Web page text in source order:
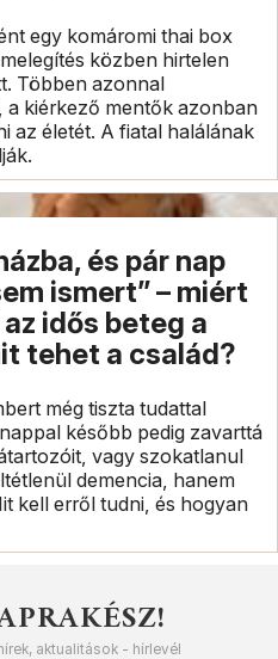
egy komáromi thai box
közben hirtelen
Többen azonnal
a kiérkező mentők azonban
az életét. A fiatal halálának
és pár nap
ismert” – miért
idős beteg a
tehet a család?
még tiszta tudattal
később pedig zavarttá
vagy szokatlanul
demencia, hanem
kell erről tudni, és hogyan
aktualitások - hírlevél